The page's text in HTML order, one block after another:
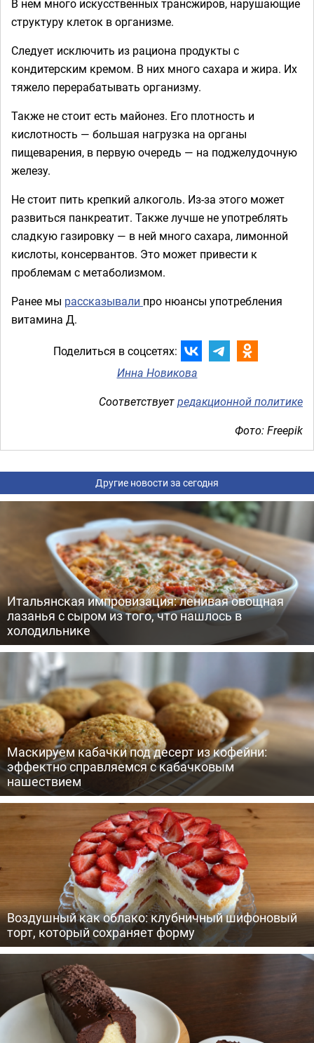
В нем много искусственных трансжиров, нарушающие
структуру клеток в организме.
Следует исключить из рациона продукты с
кондитерским кремом. В них много сахара и жира. Их
тяжело перерабатывать организму.
Также не стоит есть майонез. Его плотность и
кислотность — большая нагрузка на органы
пищеварения, в первую очередь — на поджелудочную
железу.
Не стоит пить крепкий алкоголь. Из-за этого может
развиться панкреатит. Также лучше не употреблять
сладкую газировку — в ней много сахара, лимонной
кислоты, консервантов. Это может привести к
проблемам с метаболизмом.
Ранее мы рассказывали про нюансы употребления
витамина Д.
Поделиться в соцсетях:
Инна Новикова
Соответствуетредакционной политике
Фото: Freepik
Другие новости за сегодня
Итальянская импровизация: ленивая овощная
лазанья с сыром из того, что нашлось в
холодильнике
Маскируем кабачки под десерт из кофейни:
эффектно справляемся с кабачковым
нашествием
Воздушный как облако: клубничный шифоновый
торт, который сохраняет форму